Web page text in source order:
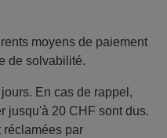
moyens de paiement
de solvabilité.
En cas de rappel,
jusqu'à 20 CHF sont dus.
réclamées par